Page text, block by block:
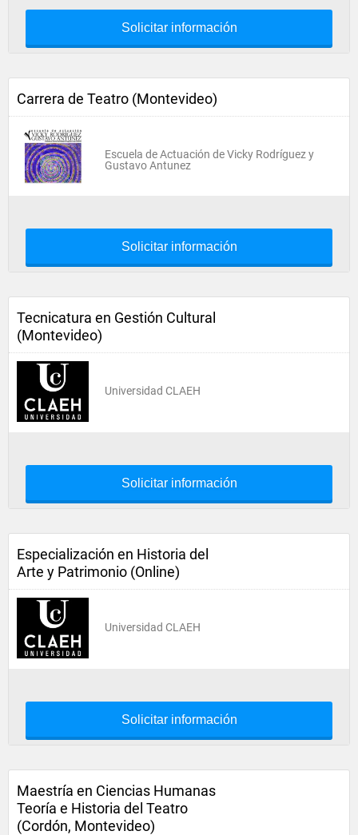
Solicitar información
Carrera de Teatro (Montevideo)
Escuela de Actuación de Vicky Rodríguez y
Gustavo Antunez
Solicitar información
Tecnicatura en Gestión Cultural
(Montevideo)
Universidad CLAEH
Solicitar información
Especialización en Historia del
Arte y Patrimonio (Online)
Universidad CLAEH
Solicitar información
Maestría en Ciencias Humanas
Teoría e Historia del Teatro
(Cordón, Montevideo)